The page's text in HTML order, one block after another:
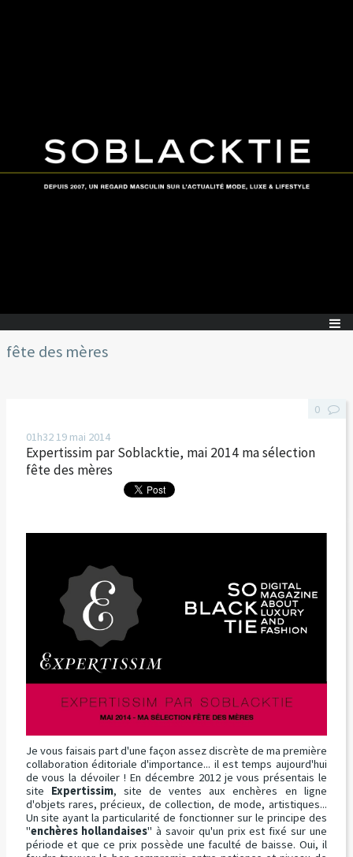
fête des mères
01h3219 mai 2014
Expertissim par Soblacktie, mai 2014 ma sélection
fête des mères
Je vous faisais part d'une façon assez discrète de ma première
collaboration éditoriale d'importance... il est temps aujourd'hui
de vous la dévoiler ! En décembre 2012 je vous présentais le
site Expertissim, site de ventes aux enchères en ligne
d'objets rares, précieux, de collection, de mode, artistiques...
Un site ayant la particularité de fonctionner sur le principe des
"enchères hollandaises" à savoir qu'un prix est fixé sur une
période et que ce prix possède une faculté de baisse. Oui, il
0